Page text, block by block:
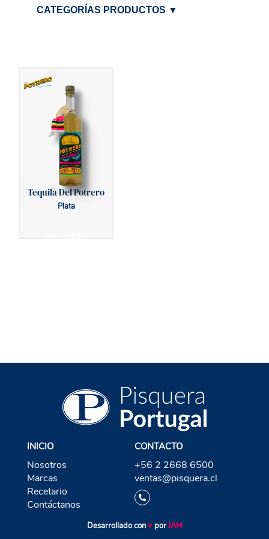
CATEGORÍAS PRODUCTOS ▼
Tequila Del Potrero
Plata
INICIO
Nosotros
Marcas
Recetario
Contáctanos
CONTACTO
+56 2 2668 6500
ventas@pisquera.cl
Desarrollado con♥ porJAM